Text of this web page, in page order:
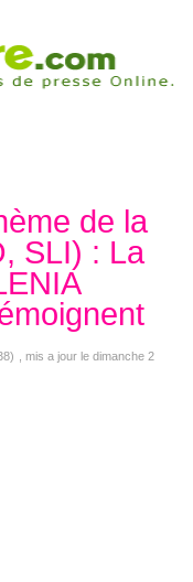
de la
SLI) : La
, mis a jour le dimanche 2